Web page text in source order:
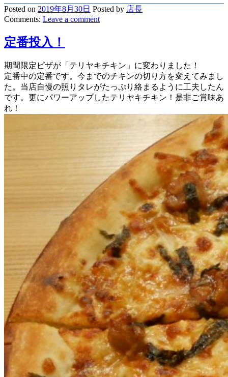
Posted on 2019年8月30日 Posted by 店長
Comments: Leave a comment
定番投入！
期間限定ピザが「テリヤキチキン」に変わりました！
定番中の定番です。今までのチキンの切り方を変えてみまし
た。当店自慢の照りタレがたっぷり絡まるように工夫したん
です。更にパワーアップしたテリヤキチキン！是非ご賞味あ
れ！